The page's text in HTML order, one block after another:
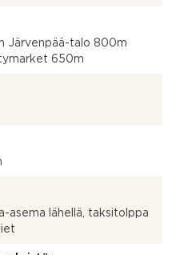
Järvenpää-talo 800m
650m
asema lähellä, taksitolppa